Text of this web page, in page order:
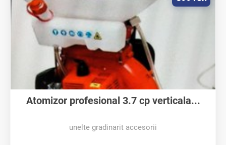
Atomizor profesional 3.7 cp verticala...
unelte gradinarit accesorii